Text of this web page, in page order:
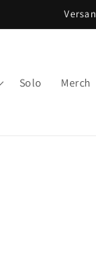
Solo Merch